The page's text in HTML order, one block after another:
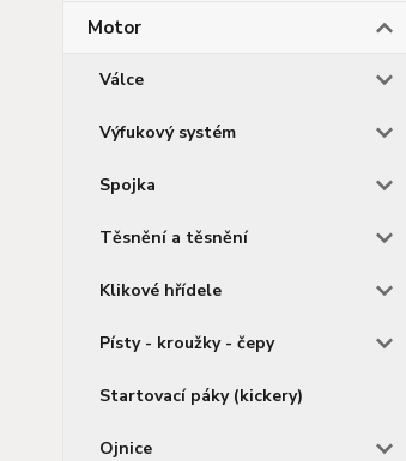
Motor
Válce
Výfukový systém
Spojka
Těsnění a těsnění
Klikové hřídele
Písty - kroužky - čepy
Startovací páky (kickery)
Ojnice